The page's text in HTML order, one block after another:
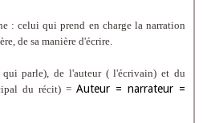
: celui qui prend en charge la narration
de sa manière d'écrire.
parle), de l'auteur ( l'écrivain) et du
du récit) = Auteur = narrateur =